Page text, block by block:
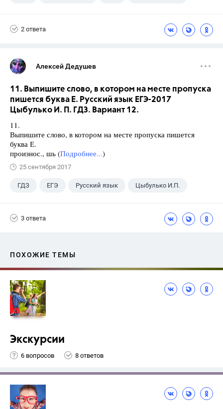
2 ответа
Алексей Дедушев
11. Выпишите слово, в котором на месте пропуска
пишется буква Е. Русский язык ЕГЭ-2017
Цыбулько И. П. ГДЗ. Вариант 12.
11.
Выпишите слово, в котором на месте пропуска пишется
буква Е.
произнос., шь (Подробнее...)
25 сентября 2017
ГДЗ ЕГЭ Русский язык Цыбулько И.П.
3 ответа
ПОХОЖИЕ ТЕМЫ
Экскурсии
6 вопросов 8 ответов